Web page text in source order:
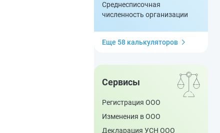
Среднесписочная
численность организации
Еще 58 калькуляторов
Сервисы
Регистрация ООО
Изменения в ООО
Декларация УСН ООО